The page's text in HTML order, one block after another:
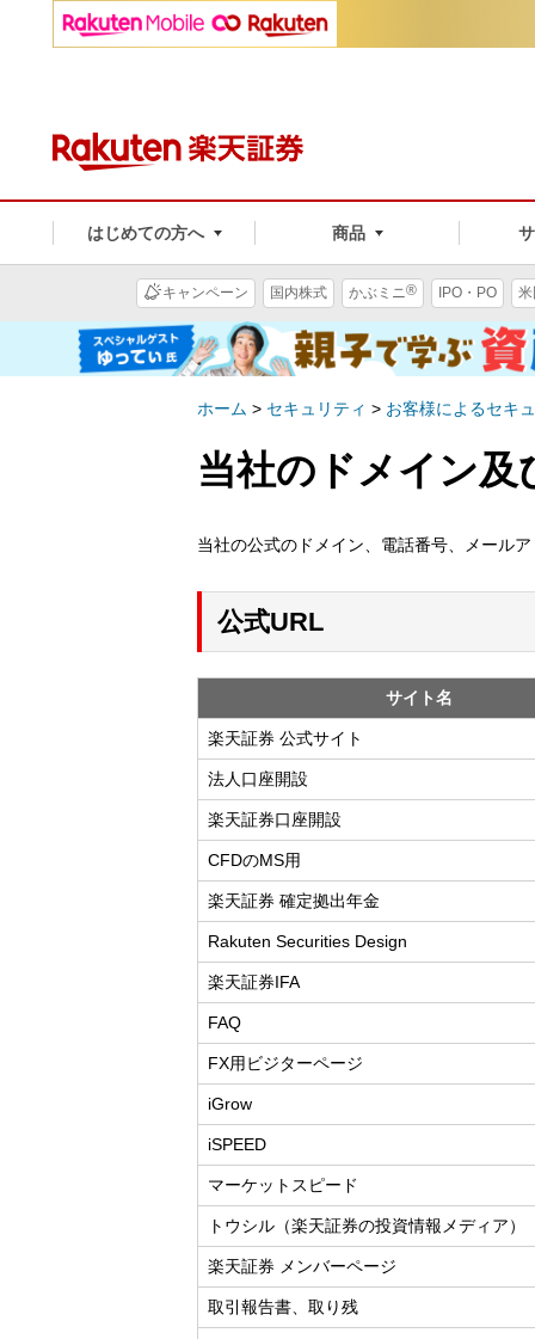
はじめての方へ 商品
キャンペーン 国内株式 かぶミニ® IPO・PO
ホーム > セキュリティ > お客様によるセキ
当社のドメイン
当社の公式のドメイン、電話番号、メール
公式URL
サイト名
楽天証券 公式サイト
法人口座開設
楽天証券口座開設
CFDのMS用
楽天証券 確定拠出年金
Rakuten Securities Design
楽天証券IFA
FAQ
FX用ビジターページ
iGrow
iSPEED
マーケットスピード
トウシル（楽天証券の投資情報メディア）
楽天証券 メンバーページ
取引報告書、取り残